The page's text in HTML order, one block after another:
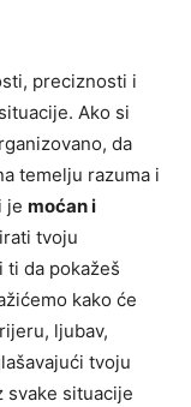
preciznosti i
Ako si
da
temelju razuma i
je moćan i
tvoju
ti da pokažeš
kako će
ljubav,
tvoju
svake situacije